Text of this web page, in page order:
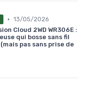
• 13/05/2026
Cloud 2WD WR306E :
qui bosse sans fil
pas sans prise de